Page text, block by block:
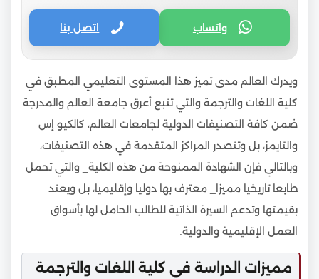
واتساب اتصل بنا
ويدرك العالم مدى تميز هذا المستوى التعليمي المطبق في
كلية اللغات والترجمة والتي تتبع أعرق جامعة العالم والمدرجة
ضمن كافة التصنيفات الدولية لجامعات العالم، كالكيو إس
والتايمز، بل وتتصدر المراكز المتقدمة في هذه التصنيفات،
وبالتالي فإن الشهادة الممنوحة من هذه الكلية_ والتي تحمل
طابعا تاريخيا مميزا_ معترف بها دوليا وإقليميا، بل ويعتد
بقيمتها وتدعم السيرة الذاتية للطالب الحامل لها بأسواق
العمل الإقليمية والدولية.
مميزات الدراسة في كلية اللغات والترجمة